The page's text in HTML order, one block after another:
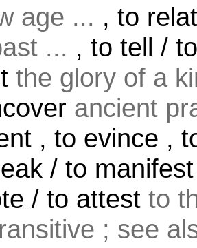
age ... , to
... , to tell /
the glory of a
ancient
, to evince ,
/ to
/ to attest to
; see